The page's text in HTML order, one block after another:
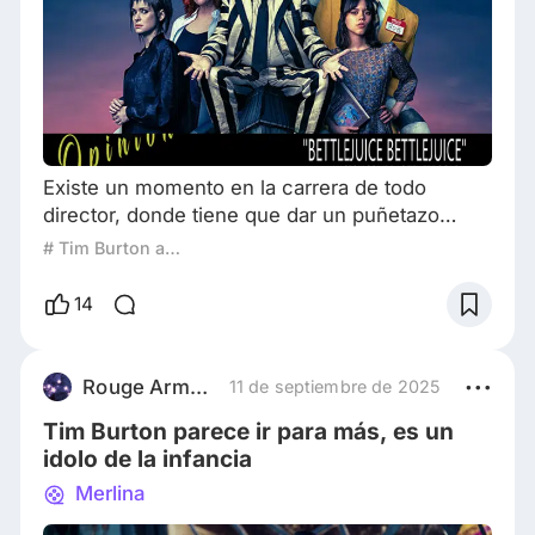
Existe un momento en la carrera de todo
director, donde tiene que dar un puñetazo
encima de la mesa. Esto, suele deberse a una
una fuerte racha de títulos desiguales (o
estado en el que ya poco le importa el qué
dirán de él. Normalmente, en estos momentos
el autor tiend
# Tim Burton amado u odiado
14
Rouge Armstrong 11 de septiembre de 2025
Tim Burton parece ir para más, es un
idolo de la infancia
Merlina